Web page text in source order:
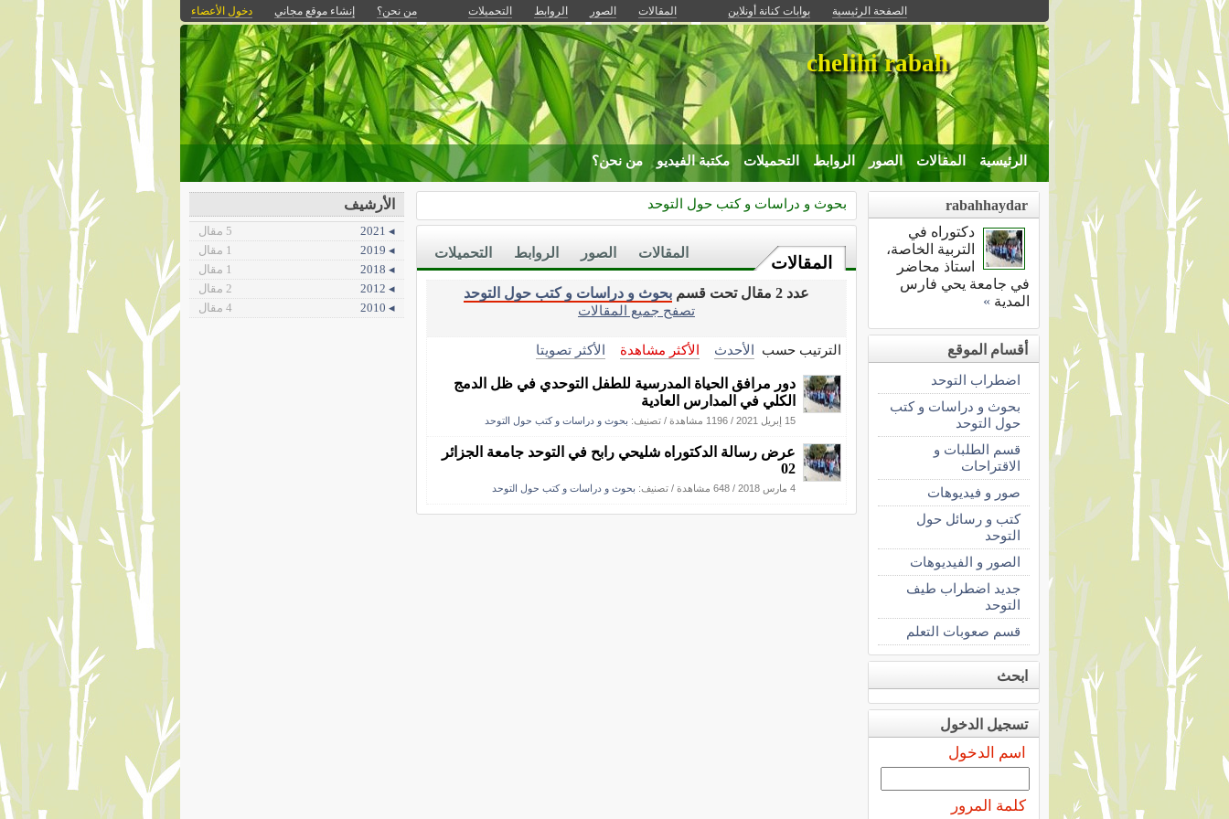
الصفحة الرئيسية بوابات كنانة أونلاين المقالات الصور الروابط التحميلات من نحن؟ إنشاء موقع مجاني دخول الأعضاء
chelihi rabah
الرئيسية المقالات الصور الروابط التحميلات مكتبة الفيديو من نحن؟
بحوث و دراسات و كتب حول التوحد
المقالات
التحميلات الروابط الصور المقالات
عدد 2 مقال تحت قسم
بحوث و دراسات و كتب حول التوحد
تصفح جميع المقالات
الترتيب حسب الأحدث الأكثر مشاهدة الأكثر تصويتا
دور مرافق الحياة المدرسية للطفل التوحدي في ظل الدمج
الكلي في المدارس العادية
15 إبريل 2021 / 1196 مشاهدة / تصنيف: بحوث و دراسات و كتب حول التوحد
عرض رسالة الدكتوراه شليحي رابح في التوحد جامعة الجزائر
02
4 مارس 2018 / 648 مشاهدة / تصنيف: بحوث و دراسات و كتب حول التوحد
rabahhaydar
دكتوراه في
التربية الخاصة،
استاذ محاضر
في جامعة يحي فارس
المدية »
أقسام الموقع
اضطراب التوحد
بحوث و دراسات و كتب
حول التوحد
قسم الطلبات و
الاقتراحات
صور و فيديوهات
كتب و رسائل حول
التوحد
الصور و الفيديوهات
جديد اضطراب طيف
التوحد
قسم صعوبات التعلم
ابحث
تسجيل الدخول
اسم الدخول
كلمة المرور
الأرشيف
◂ 2021
5 مقال
◂ 2019
1 مقال
◂ 2018
1 مقال
◂ 2012
2 مقال
◂ 2010
4 مقال